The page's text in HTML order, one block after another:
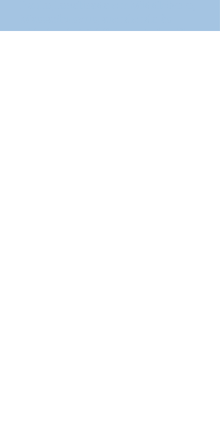
cidades de Middleboro, Lakeville,